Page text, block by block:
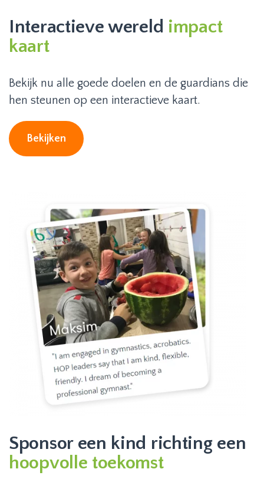
Interactieve wereld impact
kaart
Bekijk nu alle goede doelen en de guardians die
hen steunen op een interactieve kaart.
Bekijken
Sponsor een kind richting een
hoopvolle toekomst